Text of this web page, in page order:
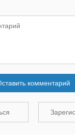
комментарий